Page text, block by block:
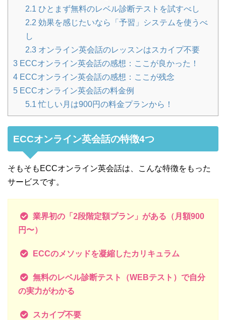
2.1 ひとまず無料のレベル診断テストを試すべし
2.2 効果を感じたいなら「予習」システムを使うべ
し
2.3 オンライン英会話のレッスンはスカイプ不要
3 ECCオンライン英会話の感想：ここが良かった！
4 ECCオンライン英会話の感想：ここが残念
5 ECCオンライン英会話の料金例
5.1 忙しい月は900円の料金プランから！
ECCオンライン英会話の特徴4つ
そもそもECCオンライン英会話は、こんな特徴をもった
サービスです。
業界初の「2段階定額プラン」がある（月額900
円〜）
ECCのメソッドを凝縮したカリキュラム
無料のレベル診断テスト（WEBテスト）で自分
の実力がわかる
スカイプ不要